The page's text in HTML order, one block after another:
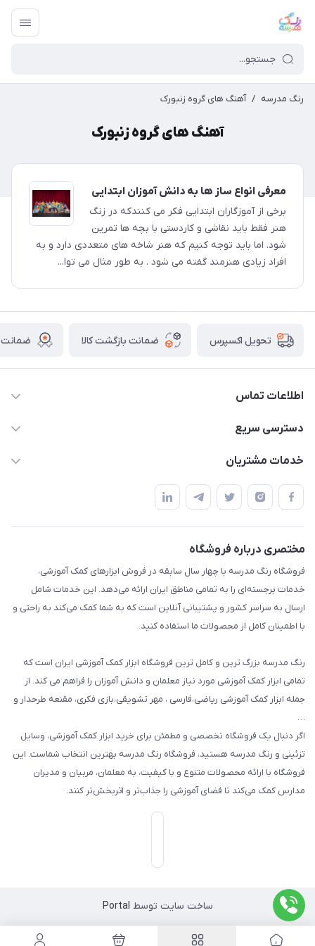
رنگ مدرسه / آهنگ های گروه زنبورک
آهنگ های گروه زنبورک
معرفی انواع ساز ها به دانش آموزان ابتدایی
برخی از آموزگاران ابتدایی فکر می کنندکه در زنگ
هنر فقط باید نقاشی و کاردستی با بچه ها تمرین
شود. اما باید توجه کنیم که هنر شاخه های متعددی دارد و به
افراد زیادی هنرمند گفته می شود . به طور مثال می توا...
تحویل اکسپرس ضمانت بازگشت کالا ضمانت
اطلاعات تماس
02136781755
دسترسی سریع
پلنر و دفتر
استایل معلم و دانش آموز
بازی و نمایش
تزئین کلاس
طرح های تشویقی
گیفت ها و جوایز
سایر محصولات
خدمات مشتریان
قوانین و مقررات
حریم خصوصی
مختصری درباره فروشگاه
فروشگاه رنگ مدرسه با چهار سال سابقه در فروش ابزارهای کمک آموزشی،
خدمات برجسته‌ای را به تمامی مناطق ایران ارائه می‌دهد. این خدمات شامل
ارسال به سراسر کشور و پشتیبانی آنلاین است که به شما کمک می‌کند به راحتی و
با اطمینان کامل از محصولات ما استفاده کنید.
رنگ مدرسه بزرگ ترین و کامل ترین فروشگاه ابزار کمک آموزشی ایران است که
تمامی ابزار کمک آموزشی مورد نیاز معلمان و دانش آموزان را فراهم می کند. از
جمله ابزار کمک آموزشی ریاضی،فارسی ، مهر تشویقی،بازی فکری، مقنعه طرحدار و
…
اگر دنبال یک فروشگاه تخصصی و مطمئن برای خرید ابزار کمک آموزشی، وسایل
تزئینی و رنگ مدرسه هستید، فروشگاه رنگ مدرسه بهترین انتخاب شماست. این
فروشگاه با ارائه محصولات متنوع و با کیفیت، به معلمان، مربیان و مدیران
مدارس کمک می‌کند تا فضای آموزشی را جذاب‌تر و اثربخش‌تر کنند.
ساخت سایت توسط Portal